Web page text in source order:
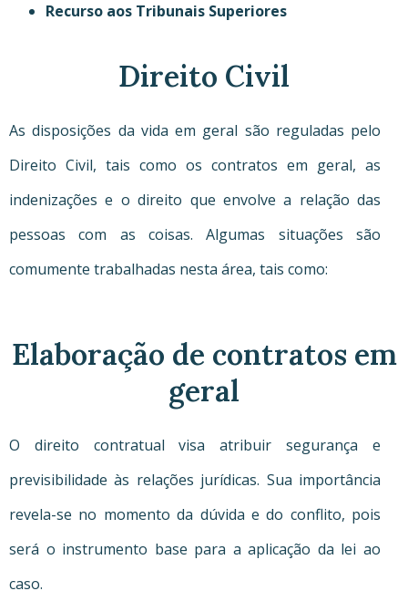
Recurso aos Tribunais Superiores
Direito Civil
As disposições da vida em geral são reguladas pelo
Direito Civil, tais como os contratos em geral, as
indenizações e o direito que envolve a relação das
pessoas com as coisas. Algumas situações são
comumente trabalhadas nesta área, tais como:
Elaboração de contratos em
geral
O direito contratual visa atribuir segurança e
previsibilidade às relações jurídicas. Sua importância
revela-se no momento da dúvida e do conflito, pois
será o instrumento base para a aplicação da lei ao
caso.